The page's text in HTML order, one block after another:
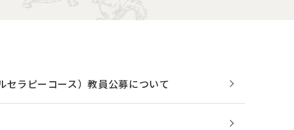
ラピーコース）教員公募について